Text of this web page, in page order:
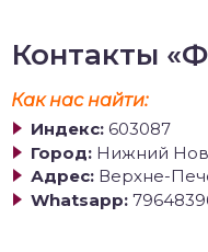
Контакты
Как нас найти:
Индекс: 603087
Город: Нижний
Адрес: Верхне-
Whatsapp: